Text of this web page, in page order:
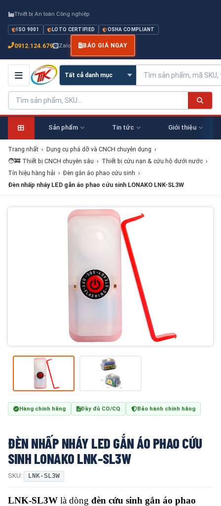
Thiết bị An toàn Công nghiệp
ISO 9001 LOTO CERTIFIED OSHA COMPLIANT
0912.124.679 Zalo BÁO GIÁ NGAY
Sản phẩm Tin tức Giới thiệu
Trang nhất › Dụng cụ phá dỡ và CNCH chuyên dụng ›
🧑‍🚒 Thiết bị CNCH chuyên sâu › Thiết bị cứu nạn & cứu hộ dưới nước ›
Tín hiệu hàng hải › Đèn gắn áo phao cứu sinh ›
Đèn nhấp nháy LED gắn áo phao cứu sinh LONAKO LNK-SL3W
Hàng chính hãng Đầy đủ CO/CQ Bảo hành chính hãng
ĐÈN NHẤP NHÁY LED GẮN ÁO PHAO CỨU
SINH LONAKO LNK-SL3W
SKU: LNK-SL3W
LNK-SL3W là dòng đèn cứu sinh gắn áo phao